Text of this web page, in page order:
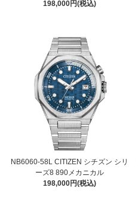
198,000円(税込)
NB6060-58L CITIZEN シチズン シリ
ーズ8 890メカニカル
198,000円(税込)